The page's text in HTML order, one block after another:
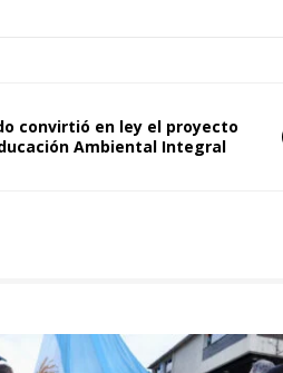
convirtió en ley el proyecto
Ambiental Integral